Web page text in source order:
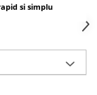
si simplu